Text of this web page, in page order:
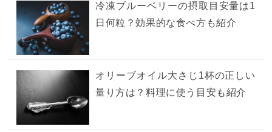
冷凍ブルーベリーの摂取目安量は1
日何粒？効果的な食べ方も紹介
オリーブオイル大さじ1杯の正しい
量り方は？料理に使う目安も紹介